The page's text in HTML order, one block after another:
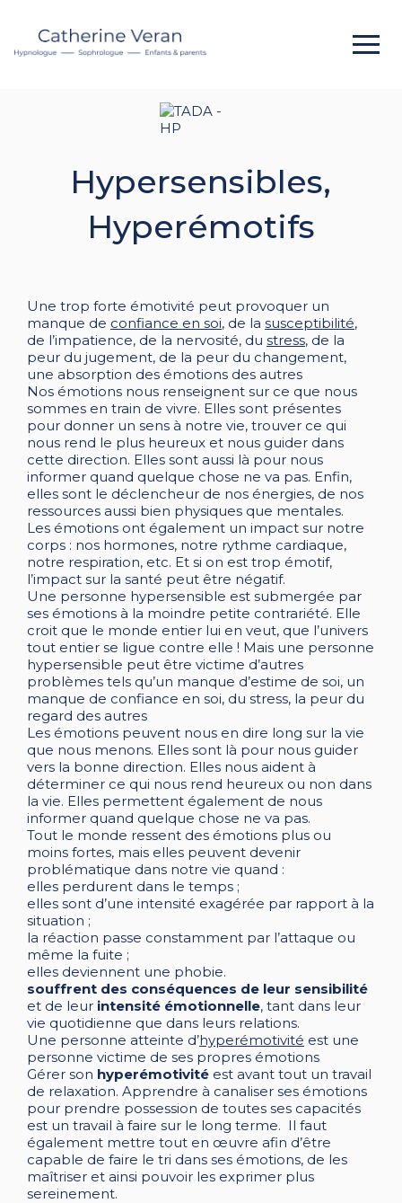
Hypersensibles,
Hyperémotifs
Une trop forte émotivité peut provoquer un
manque de confiance en soi, de la susceptibilité,
de l’impatience, de la nervosité, du stress, de la
peur du jugement, de la peur du changement,
une absorption des émotions des autres
Nos émotions nous renseignent sur ce que nous
sommes en train de vivre. Elles sont présentes
pour donner un sens à notre vie, trouver ce qui
nous rend le plus heureux et nous guider dans
cette direction. Elles sont aussi là pour nous
informer quand quelque chose ne va pas. Enfin,
elles sont le déclencheur de nos énergies, de nos
ressources aussi bien physiques que mentales.
Les émotions ont également un impact sur notre
corps : nos hormones, notre rythme cardiaque,
notre respiration, etc. Et si on est trop émotif,
l’impact sur la santé peut être négatif.
Une personne hypersensible est submergée par
ses émotions à la moindre petite contrariété. Elle
croit que le monde entier lui en veut, que l’univers
tout entier se ligue contre elle ! Mais une personne
hypersensible peut être victime d’autres
problèmes tels qu’un manque d’estime de soi, un
manque de confiance en soi, du stress, la peur du
regard des autres
Les émotions peuvent nous en dire long sur la vie
que nous menons. Elles sont là pour nous guider
vers la bonne direction. Elles nous aident à
déterminer ce qui nous rend heureux ou non dans
la vie. Elles permettent également de nous
informer quand quelque chose ne va pas.
Tout le monde ressent des émotions plus ou
moins fortes, mais elles peuvent devenir
problématique dans notre vie quand :
elles perdurent dans le temps ;
elles sont d’une intensité exagérée par rapport à la
situation ;
la réaction passe constamment par l’attaque ou
même la fuite ;
elles deviennent une phobie.
souffrent des conséquences de leur sensibilité
et de leur intensité émotionnelle, tant dans leur
vie quotidienne que dans leurs relations.
Une personne atteinte d’hyperémotivité est une
personne victime de ses propres émotions
Gérer son hyperémotivité est avant tout un travail
de relaxation. Apprendre à canaliser ses émotions
pour prendre possession de toutes ses capacités
est un travail à faire sur le long terme. Il faut
également mettre tout en œuvre afin d’être
capable de faire le tri dans ses émotions, de les
maîtriser et ainsi pouvoir les exprimer plus
sereinement.